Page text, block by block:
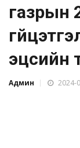
газрын
эцсийн
Админ 2024-